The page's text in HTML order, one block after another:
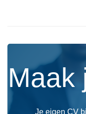
Maak
Je eigen CV